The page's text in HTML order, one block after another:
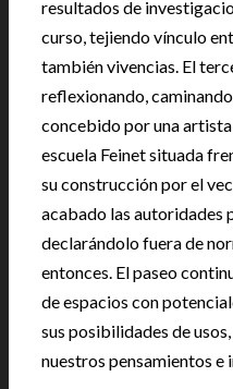
resultados de
curso, tejiendo vínculo
también vivencias. El
reflexionando,
concebido por una
escuela Feinet situada
su construcción por el
acabado las autoridades
declarándolo fuera de
entonces. El paseo
de espacios con
sus posibilidades de
nuestros pensamientos e